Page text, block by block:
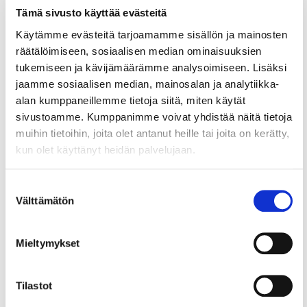
Tämä sivusto käyttää evästeitä
Käytämme evästeitä tarjoamamme sisällön ja mainosten
räätälöimiseen, sosiaalisen median ominaisuuksien
tukemiseen ja kävijämäärämme analysoimiseen. Lisäksi
jaamme sosiaalisen median, mainosalan ja analytiikka-
alan kumppaneillemme tietoja siitä, miten käytät
sivustoamme. Kumppanimme voivat yhdistää näitä tietoja
muihin tietoihin, joita olet antanut heille tai joita on kerätty,
kun olet käyttänyt heidän palvelujaan.
valinta
Välttämätön
Mieltymykset
Tilastot
18.10.2024 LIIKE-ELÄMÄ
”Katri Viippolan monipuolinen ura
yllätti” – kuuntele podcast
Millaista on hyvä työelämä? Miten uran suuntaa voi
vaihtaa? Mitä toimittajana, henkilöstö- ja
Chambercast: Millainen on
Henrietta Aarnikoivu?